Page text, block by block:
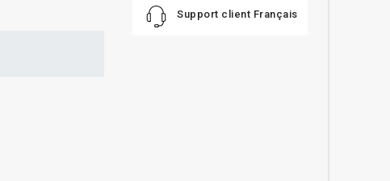
Support client Français